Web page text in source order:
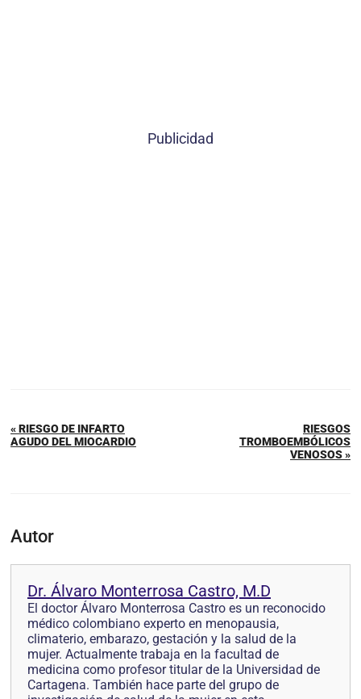
Publicidad
« RIESGO DE INFARTO
AGUDO DEL MIOCARDIO
RIESGOS
TROMBOEMBÓLICOS
VENOSOS »
Autor
Dr. Álvaro Monterrosa Castro, M.D
El doctor Álvaro Monterrosa Castro es un reconocido
médico colombiano experto en menopausia,
climaterio, embarazo, gestación y la salud de la
mujer. Actualmente trabaja en la facultad de
medicina como profesor titular de la Universidad de
Cartagena. También hace parte del grupo de